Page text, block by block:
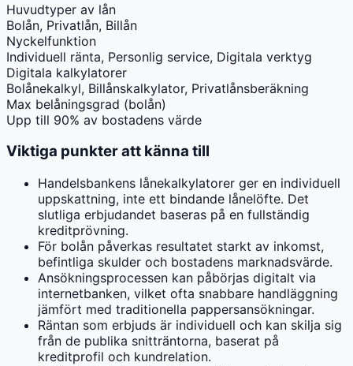
Huvudtyper av lån
Bolån, Privatlån, Billån
Nyckelfunktion
Individuell ränta, Personlig service, Digitala verktyg
Digitala kalkylatorer
Bolånekalkyl, Billånskalkylator, Privatlånsberäkning
Max belåningsgrad (bolån)
Upp till 90% av bostadens värde
Viktiga punkter att känna till
Handelsbankens lånekalkylatorer ger en individuell
uppskattning, inte ett bindande lånelöfte. Det
slutliga erbjudandet baseras på en fullständig
kreditprövning.
För bolån påverkas resultatet starkt av inkomst,
befintliga skulder och bostadens marknadsvärde.
Ansökningsprocessen kan påbörjas digitalt via
internetbanken, vilket ofta snabbare handläggning
jämfört med traditionella pappersansökningar.
Räntan som erbjuds är individuell och kan skilja sig
från de publika snitträntorna, baserat på
kreditprofil och kundrelation.